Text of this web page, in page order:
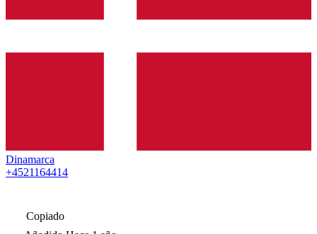
Dinamarca
+4521164414
Copiado